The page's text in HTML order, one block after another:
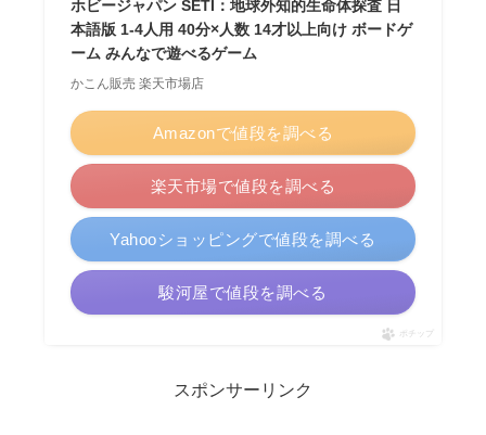
ホビージャパン SETI：地球外知的生命体探査 日
本語版 1-4人用 40分×人数 14才以上向け ボードゲ
ーム みんなで遊べるゲーム
かこん販売 楽天市場店
Amazonで値段を調べる
楽天市場で値段を調べる
Yahooショッピングで値段を調べる
駿河屋で値段を調べる
ポチップ
スポンサーリンク